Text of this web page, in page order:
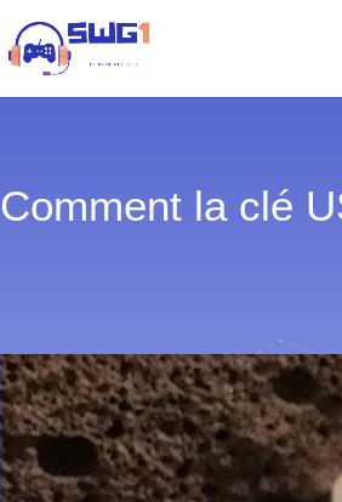
Comment la clé